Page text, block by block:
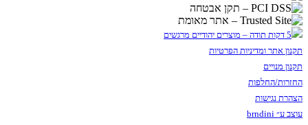
תקנון אתר ומדיניות הפרטיות
תקנון מנויים
החזרות/החלפות
הצהרת נגישות
עוצב ע״ brndini